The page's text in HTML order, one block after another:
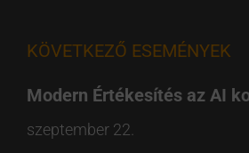
KÖVETKEZŐ ESEMÉNYEK
Modern Értékesítés az AI
szeptember 22.